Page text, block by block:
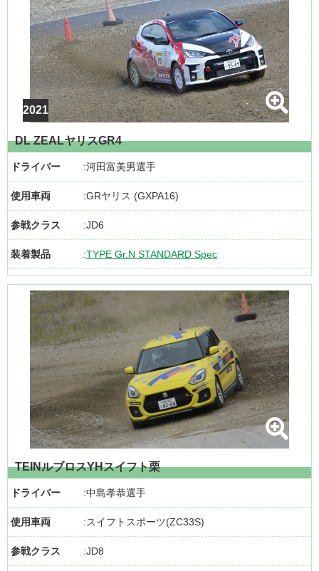
DL ZEALヤリスGR4
ドライバー 河田富美男選手
使用車両 GRヤリス (GXPA16)
参戦クラス JD6
装着製品 TYPE Gr.N STANDARD Spec
TEINルブロスYHスイフト栗
ドライバー 中島孝恭選手
使用車両 スイフトスポーツ(ZC33S)
参戦クラス JD8